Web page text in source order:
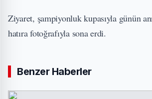
Ziyaret, şampiyonluk kupasıyla günün
hatıra fotoğrafıyla sona erdi.
Benzer Haberler